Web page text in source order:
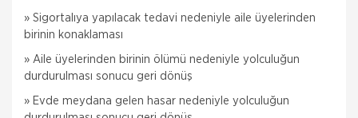
» Sigortalıya yapılacak tedavi nedeniyle aile üyelerinden
birinin konaklaması
» Aile üyelerinden birinin ölümü nedeniyle yolculuğun
durdurulması sonucu geri dönüş
» Evde meydana gelen hasar nedeniyle yolculuğun